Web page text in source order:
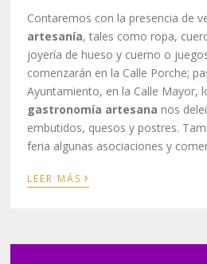
Contaremos con la presencia de
artesanía, tales como ropa,
joyería de hueso y cuerno o
comenzarán en la Calle Porche;
Ayuntamiento, en la Calle Mayor,
gastronomía artesana nos
embutidos, quesos y postres.
feria algunas asociaciones y
LEER MÁS ›